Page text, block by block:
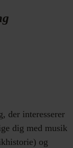
der interesserer
dig med musik
og